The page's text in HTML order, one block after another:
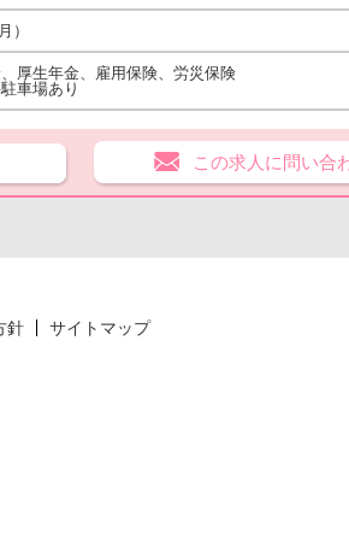
）
厚生年金、雇用保険、労災保険
車場あり
この求人に問い合
針 サイトマップ